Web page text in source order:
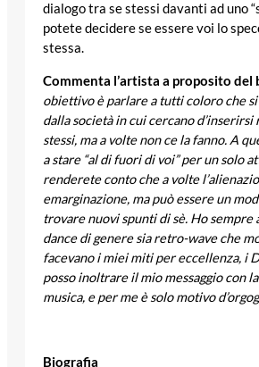
dialogo tra se stessi davanti ad uno
potete decidere se essere voi lo
stessa.
Commenta l’artista a proposito del
obiettivo è parlare a tutti coloro che
dalla società in cui cercano d’inserirsi
stessi, ma a volte non ce la fanno. A
a stare “al di fuori di voi” per un solo
renderete conto che a volte
emarginazione, ma può essere un
trovare nuovi spunti di sè. Ho sempre
dance di genere sia retro-wave che
facevano i miei miti per eccellenza, i
posso inoltrare il mio messaggio con
musica, e per me è solo motivo
Biografia